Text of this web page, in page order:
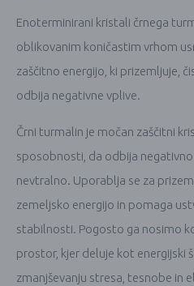
Enoterminirani kristali črnega
oblikovanim koničastim vrhom
zaščitno energijo, ki prizemljuje,
odbija negativne vplive.
Črni turmalin je močan zaščitni
sposobnosti, da odbija
nevtralno. Uporablja se za
zemeljsko energijo in pomaga
stabilnosti. Pogosto ga nosimo
prostor, kjer deluje kot energijski
zmanjševanju stresa, tesnobe in